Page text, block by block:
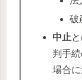
破
中止
判手
場合